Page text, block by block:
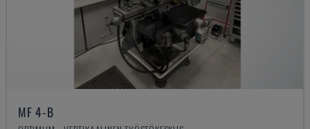
MF 4-B